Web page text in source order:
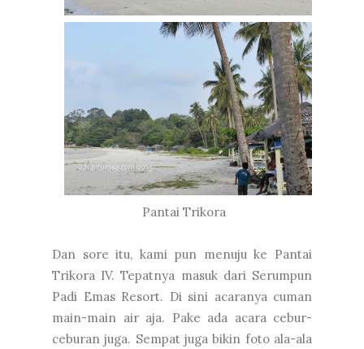
Pantai Trikora
Dan sore itu, kami pun menuju ke Pantai
Trikora IV. Tepatnya masuk dari Serumpun
Padi Emas Resort. Di sini acaranya cuman
main-main air aja. Pake ada acara cebur-
ceburan juga. Sempat juga bikin foto ala-ala